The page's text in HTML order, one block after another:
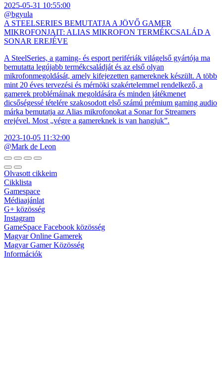
2025-05-31 10:55:00
@bgyula
A STEELSERIES BEMUTATJA A JÖVŐ GAMER
MIKROFONJAIT: ALIAS MIKROFON TERMÉKCSALÁD A
SONAR EREJÉVE
A SteelSeries, a gaming- és esport perifériák világelső gyártója ma
bemutatta legújabb termékcsaládját és az első olyan
mikrofonmegoldását, amely kifejezetten gamereknek készült. A több
mint 20 éves tervezési és mérnöki szakértelemmel rendelkező, a
gamerek problémáinak megoldására és minden játékmenet
dicsőségessé tételére szakosodott első számú prémium gaming audio
márka bemutatja az Alias mikrofonokat a Sonar for Streamers
erejével. Most „végre a gamereknek is van hangjuk”.
2023-10-05 11:32:00
@Mark de Leon
Olvasott cikkeim
Cikklista
Gamespace
Médiaajánlat
G+ közösség
Instagram
GameSpace Facebook közösség
Magyar Online Gamerek
Magyar Gamer Közösség
Információk